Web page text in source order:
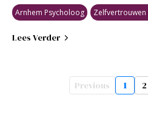
Arnhem Psycholoog Zelfvertrouwen
Lees Verder
Previous 1 2